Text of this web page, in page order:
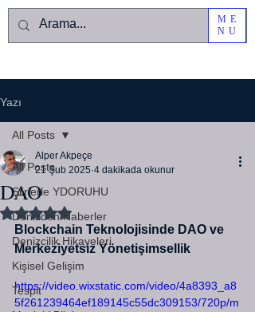
ME
NU
Yazı
All Posts
Şiirlerle YDORUHU
Denizden Haberler
Denizcilik Hikayeleri
Kişisel Gelişim
Tespit
All Posts
DAO
Alper Akpeçe
21 Şub 2025 4 dakikada okunur
5 üzerinden NaN yıldız
Blockchain Teknolojisinde DAO ve
Merkeziyetsiz Yönetişimsellik
https://video.wixstatic.com/video/4a8393_a8
5f261239464ef189145c55dc309153/720p/m